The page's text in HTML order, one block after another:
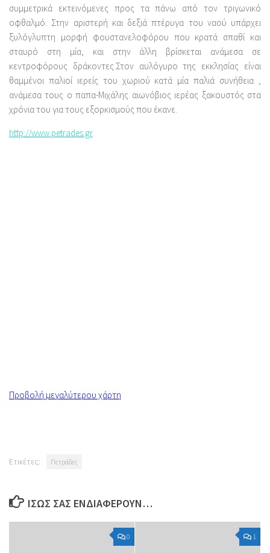
συμμετρικά εκτεινόμενες προς τα πάνω από τον τριγωνικό
οφθαλμό. Στην αριστερή και δεξιά πτέρυγα του ναού υπάρχει
ξυλόγλυπτη μορφή φουστανελοφόρου που κρατά σπαθί και
σταυρό στη μία, και στην άλλη βρίσκεται ανάμεσα σε
κεντροφόρους δράκοντες.Στον αυλόγυρο της εκκλησίας είναι
θαμμένοι παλιοί ιερείς του χωριού κατά μία παλιά συνήθεια ,
ανάμεσα τους ο παπα-Μιχάλης αιωνόβιος ιερέας ξακουστός στα
χρόνια του για τους εξορκισμούς που έκανε.
http://www.petrades.gr
Προβολή μεγαλύτερου χάρτη
Ετικέτες: Πετράδες
ΊΣΩΣ ΣΑΣ ΕΝΔΙΑΦΈΡΟΥΝ…
0 1